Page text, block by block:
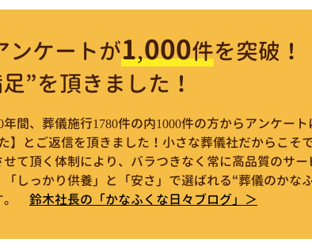
ンケートが1,000件を突破！
”を頂きました！
間、葬儀施行1780件の内1000件の方からアンケー
】とご返信を頂きました！小さな葬儀社だからこそ
て頂く体制により、バラつきなく常に高品質のサ
しっかり供養」と「安さ」で選ばれる“葬儀のかな
鈴木社長の「かなふくな日々ブログ」＞